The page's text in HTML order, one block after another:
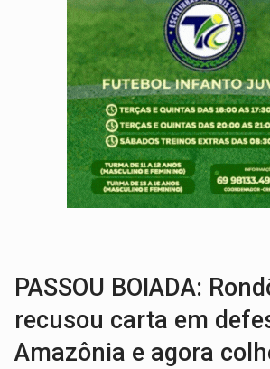
VÍDEO: Perseguição é registrada no
LUDOPATIA:Apostas online
REFLORESTAMENTO:Plantar
OVNIS NA LUA:Cientistas alertam
ACABOU COM PEUGEOT:
VÍDEO:Ladrão é filmado
PASSOU BOIADA:
recusou carta em
Amazônia e agora